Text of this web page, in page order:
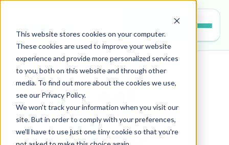
This website stores cookies on your computer.
These cookies are used to improve your website
experience and provide more personalized services
to you, both on this website and through other
media. To find out more about the cookies we use,
see our Privacy Policy.
We won't track your information when you visit our
site. But in order to comply with your preferences,
we'll have to use just one tiny cookie so that you're